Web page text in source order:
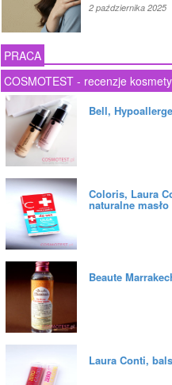
2 października 2025
PRACA
COSMOTEST - recenzje
Bell,
Coloris, Laura
naturalne
Beaute
Laura Conti,